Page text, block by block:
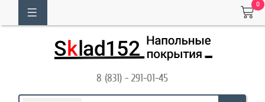
0
8 (831) - 291-01-45